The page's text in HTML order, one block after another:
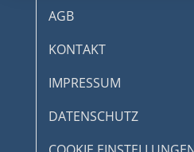
Verwendung reduzierter
Werbung
Verwendung von Profilen zur
AGB
KONTAKT
IMPRESSUM
DATENSCHUTZ